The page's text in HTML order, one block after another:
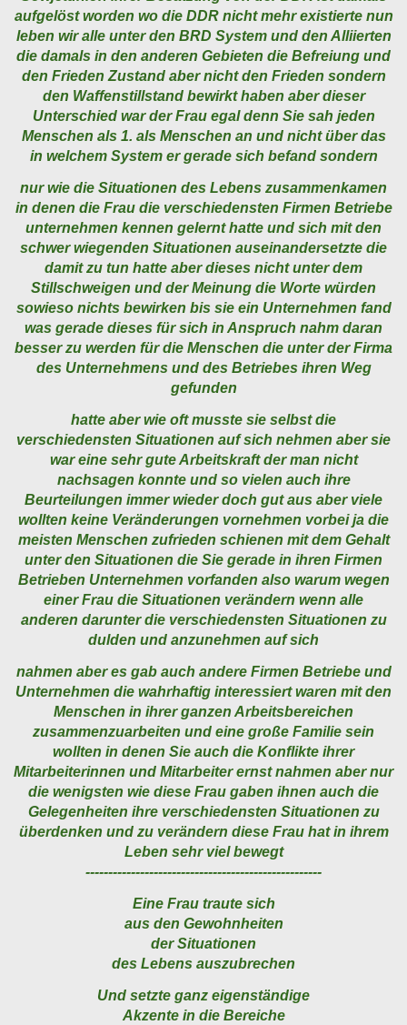
aufgelöst worden wo die DDR nicht mehr existierte nun
leben wir alle unter den BRD System und den Alliierten
die damals in den anderen Gebieten die Befreiung und
den Frieden Zustand aber nicht den Frieden sondern
den Waffenstillstand bewirkt haben aber dieser
Unterschied war der Frau egal denn Sie sah jeden
Menschen als 1. als Menschen an und nicht über das
in welchem System er gerade sich befand sondern
nur wie die Situationen des Lebens zusammenkamen
in denen die Frau die verschiedensten Firmen Betriebe
unternehmen kennen gelernt hatte und sich mit den
schwer wiegenden Situationen auseinandersetzte die
damit zu tun hatte aber dieses nicht unter dem
Stillschweigen und der Meinung die Worte würden
sowieso nichts bewirken bis sie ein Unternehmen fand
was gerade dieses für sich in Anspruch nahm daran
besser zu werden für die Menschen die unter der Firma
des Unternehmens und des Betriebes ihren Weg
gefunden
hatte aber wie oft musste sie selbst die
verschiedensten Situationen auf sich nehmen aber sie
war eine sehr gute Arbeitskraft der man nicht
nachsagen konnte und so vielen auch ihre
Beurteilungen immer wieder doch gut aus aber viele
wollten keine Veränderungen vornehmen vorbei ja die
meisten Menschen zufrieden schienen mit dem Gehalt
unter den Situationen die Sie gerade in ihren Firmen
Betrieben Unternehmen vorfanden also warum wegen
einer Frau die Situationen verändern wenn alle
anderen darunter die verschiedensten Situationen zu
dulden und anzunehmen auf sich
nahmen aber es gab auch andere Firmen Betriebe und
Unternehmen die wahrhaftig interessiert waren mit den
Menschen in ihrer ganzen Arbeitsbereichen
zusammenzuarbeiten und eine große Familie sein
wollten in denen Sie auch die Konflikte ihrer
Mitarbeiterinnen und Mitarbeiter ernst nahmen aber nur
die wenigsten wie diese Frau gaben ihnen auch die
Gelegenheiten ihre verschiedensten Situationen zu
überdenken und zu verändern diese Frau hat in ihrem
Leben sehr viel bewegt
----------------------------------------------------
Eine Frau traute sich
aus den Gewohnheiten
der Situationen
des Lebens auszubrechen
Und setzte ganz eigenständige
Akzente in die Bereiche